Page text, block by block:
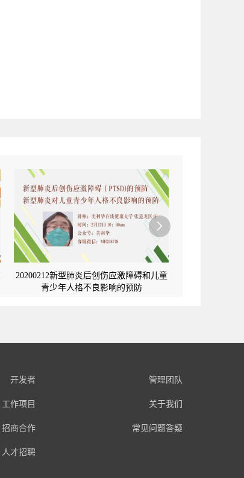
20200212新型肺炎后创伤应激障碍和儿童
青少年人格不良影响的预防

开发者
工作项目
招商合作
人才招聘
管理团队
关于我们
常见问题答疑